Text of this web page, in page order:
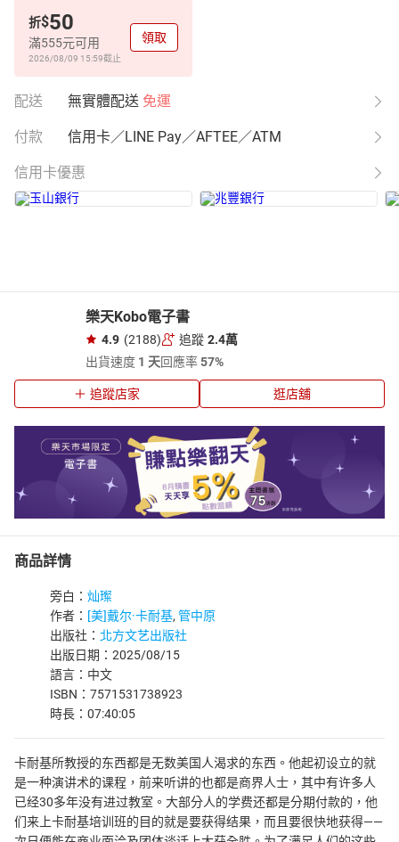
折$50
滿555元可用
2026/08/09 15:59截止
領取
配送 無實體配送 免運
付款 信用卡／LINE Pay／AFTEE／ATM
信用卡優惠
樂天Kobo電子書
4.9 (2188) 追蹤 2.4萬
出貨速度 1 天回應率57%
追蹤店家 逛店舖
商品詳情
旁白： 灿璨
作者： [美]戴尔·卡耐基, 管中原
出版社： 北方文艺出版社
出版日期：2025/08/15
語言：中文
ISBN：7571531738923
時長：07:40:05
卡耐基所教授的东西都是无数美国人渴求的东西。他起初设立的就
是一种演讲术的课程，前来听讲的也都是商界人士，其中有许多人
已经30多年没有进过教室。大部分人的学费还都是分期付款的，他
们来上卡耐基培训班的目的就是要获得结果，而且要很快地获得——